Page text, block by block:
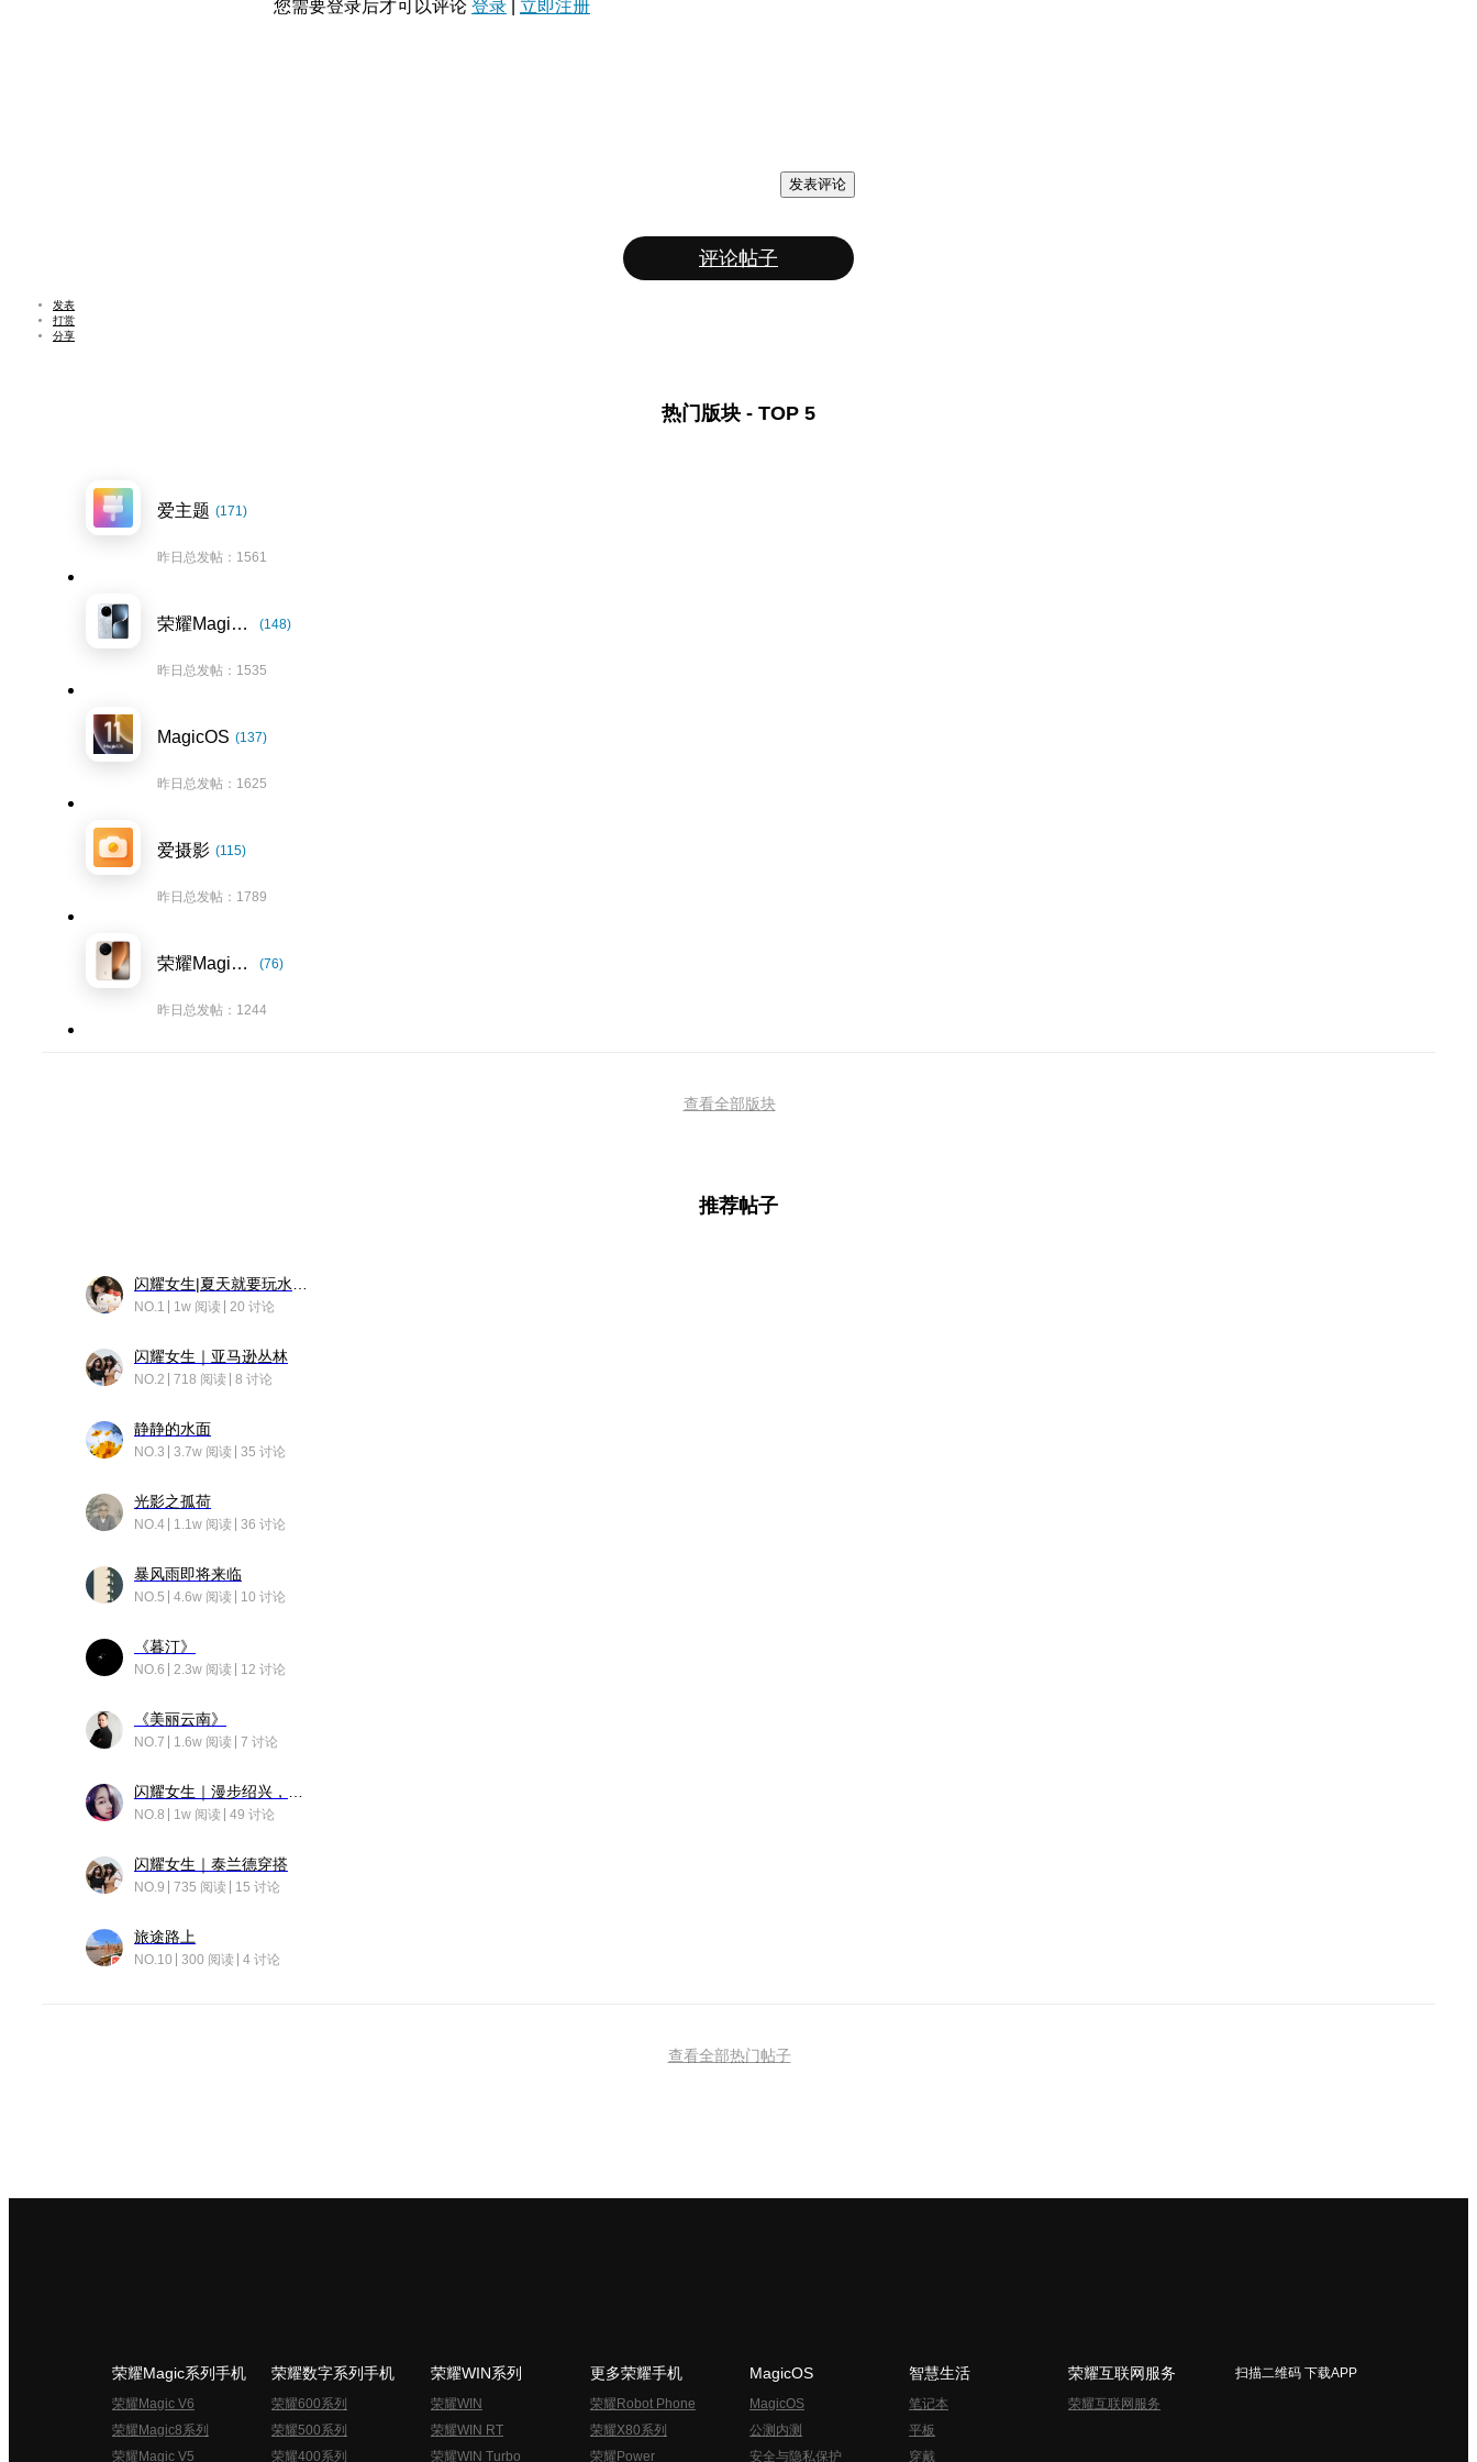
您需要登录后才可以评论 登录 立即注册
发表评论
评论帖子
发表
打赏
分享
热门版块 - TOP 5
爱主题 (171)
昨日总发帖：1561
荣耀Magic7系列 (148)
昨日总发帖：1535
MagicOS (137)
昨日总发帖：1625
爱摄影 (115)
昨日总发帖：1789
荣耀Magic8系列 (76)
昨日总发帖：1244
查看全部版块
推荐帖子
NO.1 1w 阅读 20 讨论
闪耀女生｜亚马逊丛林
NO.2 718 阅读 8 讨论
静静的水面
NO.3 3.7w 阅读 35 讨论
光影之孤荷
NO.4 1.1w 阅读 36 讨论
暴风雨即将来临
NO.5 4.6w 阅读 10 讨论
《暮汀》
NO.6 2.3w 阅读 12 讨论
《美丽云南》
NO.7 1.6w 阅读 7 讨论
NO.8 1w 阅读 49 讨论
闪耀女生｜泰兰德穿搭
NO.9 735 阅读 15 讨论
旅途路上
NO.10 300 阅读 4 讨论
查看全部热门帖子
荣耀Magic系列手机
荣耀Magic V6
荣耀Magic8系列
荣耀Magic V5
荣耀数字系列手机
荣耀600系列
荣耀500系列
荣耀400系列
荣耀WIN系列
荣耀WIN
荣耀WIN RT
荣耀WIN Turbo
更多荣耀手机
荣耀Robot Phone
荣耀X80系列
荣耀Power
MagicOS
MagicOS
公测内测
安全与隐私保护
智慧生活
笔记本
平板
穿戴
荣耀互联网服务
荣耀互联网服务
扫描二维码 下载APP